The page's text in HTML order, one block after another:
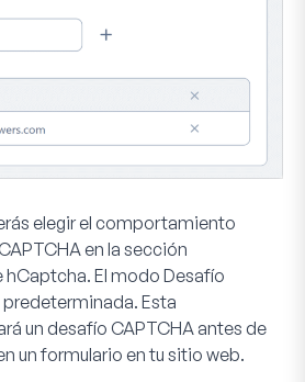
elegir el comportamiento
en la sección
hCaptcha. El modo Desafío
Esta
un desafío CAPTCHA antes de
un formulario en tu sitio web.